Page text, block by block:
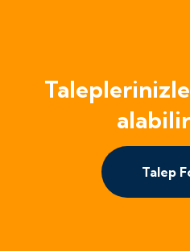
Talep